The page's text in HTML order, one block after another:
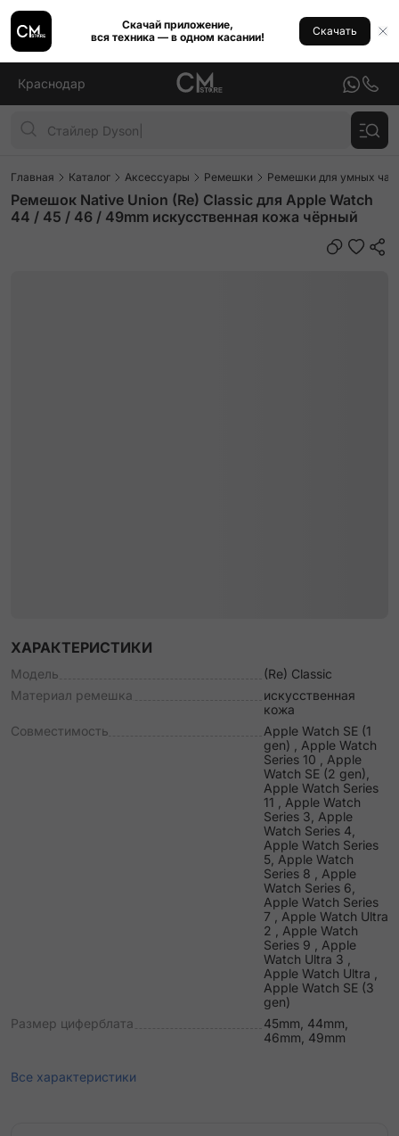
Скачай приложение,
вся техника — в одном касании!
Скачать
Краснодар
Главная Каталог Аксессуары Ремешки Ремешки для умных
Ремешок Native Union (Re) Classic для Apple Watch
44 / 45 / 46 / 49mm искусственная кожа чёрный
ХАРАКТЕРИСТИКИ
Модель
(Re) Classic
Материал ремешка
искусственная
кожа
Совместимость
Apple Watch SE (1
gen) , Apple Watch
Series 10 , Apple
Watch SE (2 gen),
Apple Watch Series
11 , Apple Watch
Series 3, Apple
Watch Series 4,
Apple Watch Series
5, Apple Watch
Series 8 , Apple
Watch Series 6,
Apple Watch Series
7 , Apple Watch Ultra
2 , Apple Watch
Series 9 , Apple
Watch Ultra 3 ,
Apple Watch Ultra ,
Apple Watch SE (3
gen)
Размер циферблата
45mm, 44mm,
46mm, 49mm
Все характеристики